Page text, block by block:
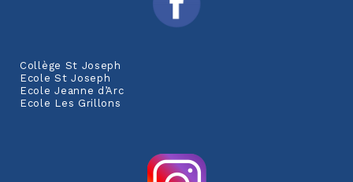
Collège St Joseph
Ecole St Joseph
Ecole Jeanne d’Arc
Ecole Les Grillons